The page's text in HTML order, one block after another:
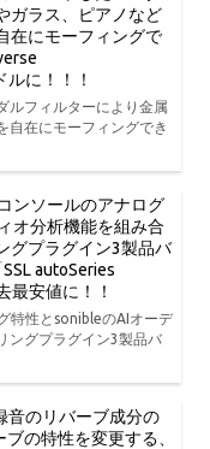
ガラス、ピアノなど
在にモーフィングで
に！！！
ルフィルターにより金属
自在にモーフィングでき
ンソールのアナログ
オ分析機能を組み合
グプラグイン3製品バ
autoSeries
最安値に！！
特性とsonibleのAIオーデ
ングプラグイン3製品バ
音のリバーブ成分の
の特性を変更する、